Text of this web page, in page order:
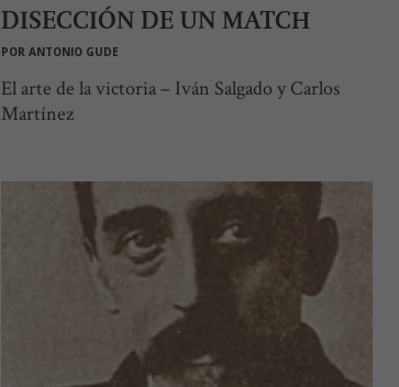
DISECCIÓN DE UN MATCH
POR ANTONIO GUDE
El arte de la victoria – Iván Salgado y Carlos
Martínez